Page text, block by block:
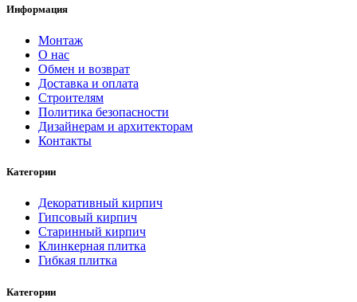
Информация
Монтаж
О нас
Обмен и возврат
Доставка и оплата
Строителям
Политика безопасности
Дизайнерам и архитекторам
Контакты
Категории
Декоративный кирпич
Гипсовый кирпич
Старинный кирпич
Клинкерная плитка
Гибкая плитка
Категории